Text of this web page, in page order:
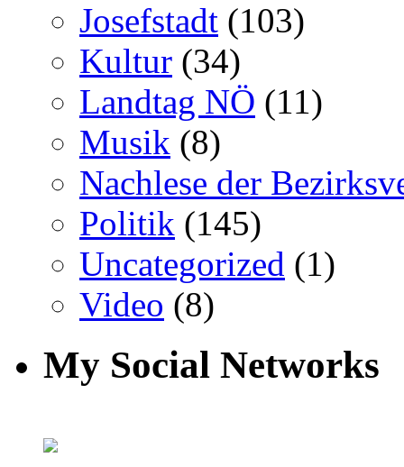
Josefstadt (103)
Kultur (34)
Landtag NÖ (11)
Musik (8)
Nachlese der
Politik (145)
Uncategorized (1)
Video (8)
My Social Networks